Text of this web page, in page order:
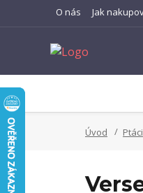
O nás Jak
Úvod Ptáci